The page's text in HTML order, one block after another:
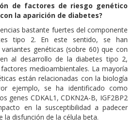
de factores de riesgo genético
la aparición de diabetes?
bastante fuertes del componente
tipo 2. En este sentido, se han
genéticas (sobre 60) que con
al desarrollo de la diabetes tipo 2,
medioambientales. La mayoría
están relacionadas con la biología
ejemplo, se ha identificado como
genes CDKAL1, CDKN2A-B, IGF2BP2
en la susceptibilidad a padecer
la disfunción de la célula beta.